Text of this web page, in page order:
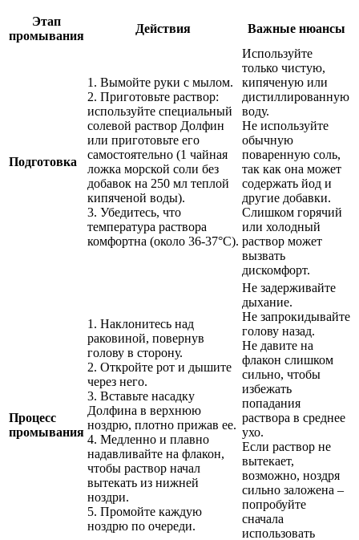
Этап
промывания
Действия Важные нюансы
Подготовка
1. Вымойте руки с мылом.
2. Приготовьте раствор:
используйте специальный
солевой раствор Долфин
или приготовьте его
самостоятельно (1 чайная
ложка морской соли без
добавок на 250 мл теплой
кипяченой воды).
3. Убедитесь, что
температура раствора
комфортна (около 36-37°C).
Используйте
только чистую,
кипяченую или
дистиллированную
воду.
Не используйте
обычную
поваренную соль,
так как она может
содержать йод и
другие добавки.
Слишком горячий
или холодный
раствор может
вызвать
дискомфорт.
Процесс
промывания
1. Наклонитесь над
раковиной, повернув
голову в сторону.
2. Откройте рот и дышите
через него.
3. Вставьте насадку
Долфина в верхнюю
ноздрю, плотно прижав ее.
4. Медленно и плавно
надавливайте на флакон,
чтобы раствор начал
вытекать из нижней
ноздри.
5. Промойте каждую
ноздрю по очереди.
Не задерживайте
дыхание.
Не запрокидывайте
голову назад.
Не давите на
флакон слишком
сильно, чтобы
избежать
попадания
раствора в среднее
ухо.
Если раствор не
вытекает,
возможно, ноздря
сильно заложена –
попробуйте
сначала
использовать